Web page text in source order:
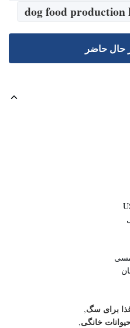
dog food production
حال حاضر
برای سگ,
خانگی,